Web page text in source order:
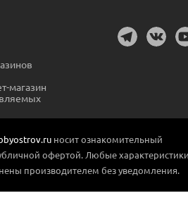
магазин
носит ознакомительный
офертой. Любые
производителем без уведомления.